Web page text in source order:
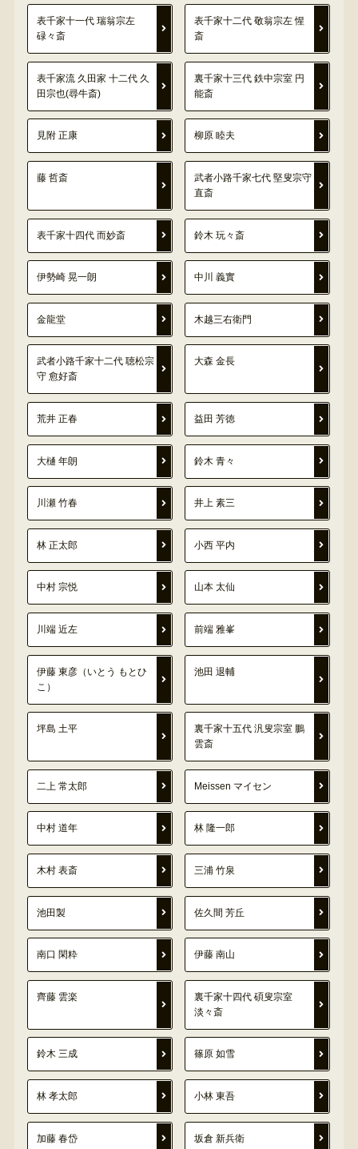
表千家十一代 瑞翁宗左
碌々斎
表千家十二代 敬翁宗左 惺
斎
表千家流 久田家 十二代 久
田宗也(尋牛斎)
裏千家十三代 鉄中宗室 円
能斎
見附 正康 柳原 睦夫
藤 哲斎
武者小路千家七代 堅叟宗守
直斎
表千家十四代 而妙斎 鈴木 玩々斎
伊勢崎 晃一朗 中川 義實
金龍堂 木越三右衛門
武者小路千家十二代 聴松宗
守 愈好斎
大森 金長
荒井 正春 益田 芳徳
大樋 年朗 鈴木 青々
川瀬 竹春 井上 素三
林 正太郎 小西 平内
中村 宗悦 山本 太仙
川端 近左 前端 雅峯
伊藤 東彦（いとう もとひ
こ）
池田 退輔
坪島 土平
裏千家十五代 汎叟宗室 鵬
雲斎
二上 常太郎 Meissen マイセン
中村 道年 林 隆一郎
木村 表斎 三浦 竹泉
池田製 佐久間 芳丘
南口 閑粋 伊藤 南山
齊藤 雲楽
裏千家十四代 碩叟宗室
淡々斎
鈴木 三成 篠原 如雪
林 孝太郎 小林 東吾
加藤 春岱 坂倉 新兵衛